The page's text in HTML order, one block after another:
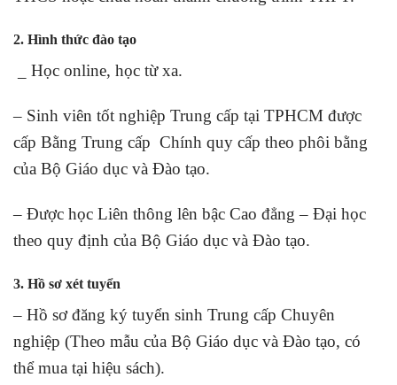
2. Hình thức đào tạo
_ Học online, học từ xa.
– Sinh viên tốt nghiệp Trung cấp tại TPHCM được
cấp Bằng Trung cấp Chính quy cấp theo phôi bằng
của Bộ Giáo dục và Đào tạo.
– Được học Liên thông lên bậc Cao đẳng – Đại học
theo quy định của Bộ Giáo dục và Đào tạo.
3. Hồ sơ xét tuyển
– Hồ sơ đăng ký tuyển sinh Trung cấp Chuyên
nghiệp (Theo mẫu của Bộ Giáo dục và Đào tạo, có
thể mua tại hiệu sách).